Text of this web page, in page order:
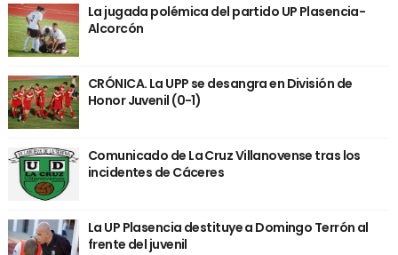
La jugada polémica del partido UP Plasencia-
Alcorcón
CRÓNICA. La UPP se desangra en División de
Honor Juvenil (0-1)
Comunicado de La Cruz Villanovense tras los
incidentes de Cáceres
La UP Plasencia destituye a Domingo Terrón al
frente del juvenil